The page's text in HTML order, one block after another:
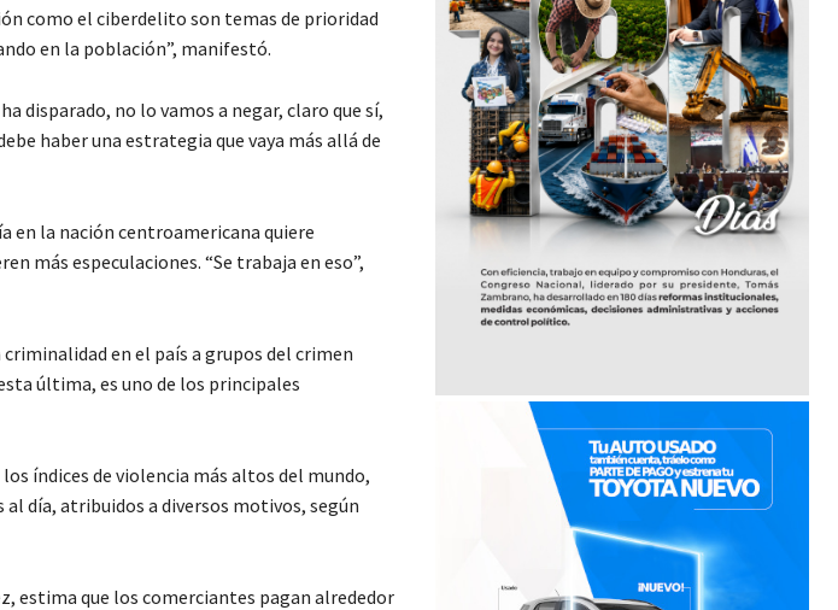
como el ciberdelito son temas de prioridad
en la población”, manifestó.
disparado, no lo vamos a negar, claro que sí,
haber una estrategia que vaya más allá de
en la nación centroamericana quiere
más especulaciones. “Se trabaja en eso”,
en el país a grupos del crimen
última, es uno de los principales
índices de violencia más altos del mundo,
día, atribuidos a diversos motivos, según
estima que los comerciantes pagan alrededor